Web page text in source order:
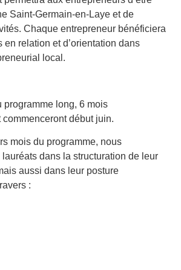
Saint-Germain-en-Laye et de
Chaque entrepreneur bénéficiera
en relation et d’orientation dans
local.
programme long, 6 mois
commenceront début juin.
mois du programme, nous
dans la structuration de leur
aussi dans leur posture
: